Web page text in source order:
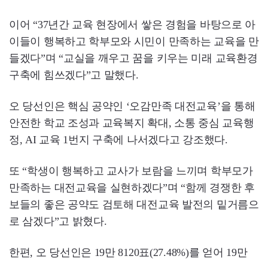
이어 “37년간 교육 현장에서 쌓은 경험을 바탕으로 아
이들이 행복하고 학부모와 시민이 만족하는 교육을 만
들겠다”며 “교실을 깨우고 꿈을 키우는 미래 교육환경
구축에 힘쓰겠다”고 말했다.
오 당선인은 핵심 공약인 ‘오감만족 대전교육’을 통해
안전한 학교 조성과 교육복지 확대, 소통 중심 교육행
정, AI 교육 1번지 구축에 나서겠다고 강조했다.
또 “학생이 행복하고 교사가 보람을 느끼며 학부모가
만족하는 대전교육을 실현하겠다”며 “함께 경쟁한 후
보들의 좋은 공약도 검토해 대전교육 발전의 밑거름으
로 삼겠다”고 밝혔다.
한편, 오 당선인은 19만 8120표(27.48%)를 얻어 19만